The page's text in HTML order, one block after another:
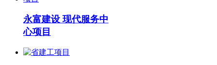
永富建设 现代服务中
心项目